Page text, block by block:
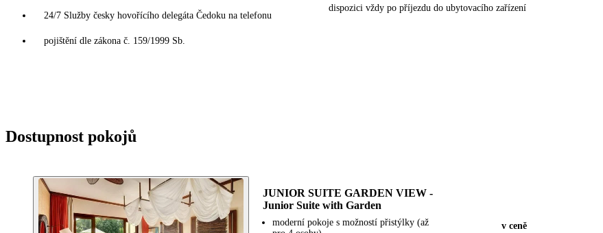
24/7 Služby česky hovořícího delegáta Čedoku na telefonu
pojištění dle zákona č. 159/1999 Sb.
dispozici vždy po příjezdu do ubytovacího zařízení
Dostupnost pokojů
JUNIOR SUITE GARDEN VIEW -
Junior Suite with Garden
moderní pokoje s možností přistýlky (až
v ceně